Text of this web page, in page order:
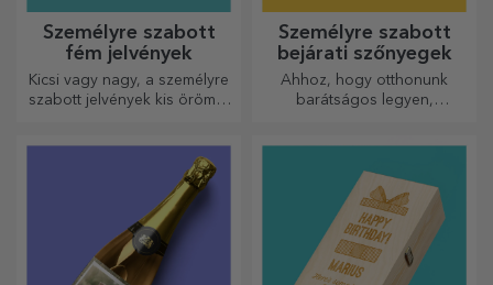
Személyre szabott
fém jelvények
Kicsi vagy nagy, a személyre
szabott jelvények kis örömöt
szerencsét, mosolyt és
Személyre szabott
bejárati szőnyegek
Ahhoz, hogy otthonunk
barátságos legyen,
így a legvonzóbb
szőnyegeket kapja!